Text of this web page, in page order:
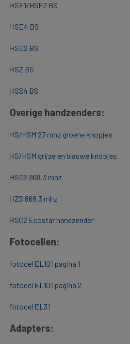
HSE1/HSE2 BS
HSE4 BS
HSD2 BS
HSZ BS
HSS4 BS
Overige handzenders:
HS/HSM 27 mhz groene knopjes
HS/HSM grijze en blauwe knopjes
HSD2 868.3 mhz
HZS 868.3 mhz
RSC2 Ecostar handzender
Fotocellen:
fotocel EL101 pagina 1
fotocel EL101 pagina 2
fotocel EL31
Adapters: